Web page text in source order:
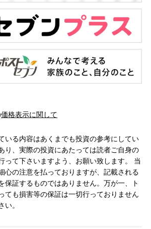
価格表示に関して
いる内容はあくまでも投資の参考にしてい
り、実際の投資にあたっては読者ご自身の
って下さいますよう、お願い致します。 当
心の注意を払っておりますが、記載される
保証するものではありません。万が一、ト
ても損害等の保証は一切行っておりません
い。